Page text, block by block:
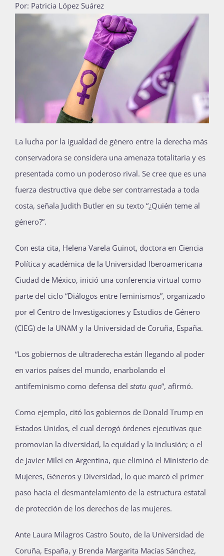
Publicaciones
Bienvenida generación 2027-1
Por: Patricia López Suárez
L a lucha por la igualdad de género entre la derecha más
conservadora se considera una amenaza totalitaria y es
presentada como un poderoso rival. Se cree que es una
fuerza destructiva que debe ser contrarrestada a toda
costa, señala Judith Butler en su texto “¿Quién teme al
género?”.
Con esta cita, Helena Varela Guinot, doctora en Ciencia
Política y académica de la Universidad Iberoamericana
Ciudad de México, inició una conferencia virtual como
parte del ciclo “Diálogos entre feminismos”, organizado
por el Centro de Investigaciones y Estudios de Género
(CIEG) de la UNAM y la Universidad de Coruña, España.
“Los gobiernos de ultraderecha están llegando al poder
en varios países del mundo, enarbolando el
antifeminismo como defensa del statu quo”, afirmó.
Como ejemplo, citó los gobiernos de Donald Trump en
Estados Unidos, el cual derogó órdenes ejecutivas que
promovían la diversidad, la equidad y la inclusión; o el
de Javier Milei en Argentina, que eliminó el Ministerio de
Mujeres, Géneros y Diversidad, lo que marcó el primer
paso hacia el desmantelamiento de la estructura estatal
de protección de los derechos de las mujeres.
Ante Laura Milagros Castro Souto, de la Universidad de
Coruña, España, y Brenda Margarita Macías Sánchez,